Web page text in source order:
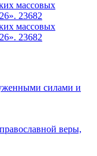
силами и